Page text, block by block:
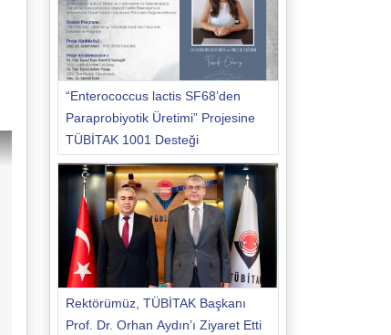
“Enterococcus lactis SF68’den
Paraprobiyotik Üretimi” Projesine
TÜBİTAK 1001 Desteği
Rektörümüz, TÜBİTAK Başkanı
Prof. Dr. Orhan Aydın’ı Ziyaret Etti